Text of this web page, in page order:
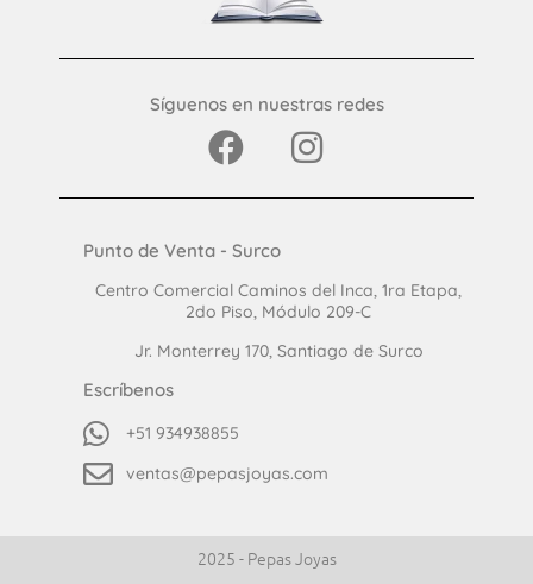
Síguenos en nuestras redes
Punto de Venta - Surco
Centro Comercial Caminos del Inca, 1ra Etapa,
2do Piso, Módulo 209-C
Jr. Monterrey 170, Santiago de Surco
Escríbenos
+51 934938855
ventas@pepasjoyas.com
2025 - Pepas Joyas